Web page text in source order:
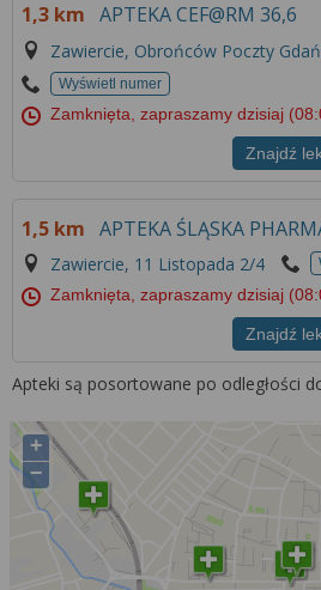
1,3 km APTEKA CEF@RM 36,6
Zawiercie, Obrońców Poczty
Wyświetl numer
Zamknięta, zapraszamy dzisiaj
Znajdź
1,5 km APTEKA ŚLĄSKA
Zawiercie, 11 Listopada 2/4
Zamknięta, zapraszamy dzisiaj
Znajdź
Apteki są posortowane po odległości
+
−